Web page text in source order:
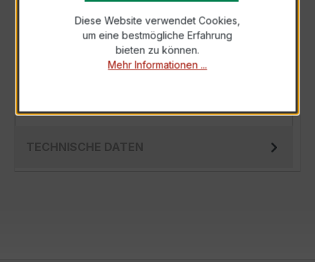
BESCHREIBUNG
Der WSK 40 10/5A 5VA Kl.0,5 ist ein
kompakter, hochpräziser Wickelstromwandler
TECHNISCHE DATEN
Diese Website verwendet Cookies,
um eine bestmögliche Erfahrung
bieten zu können.
Mehr Informationen ...